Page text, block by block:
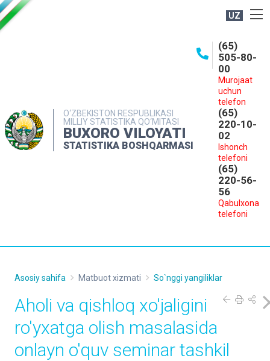
UZ
O‘ZBEKISTON RESPUBLIKASI
MILLIY STATISTIKA QO‘MITASI
BUXORO VILOYATI
STATISTIKA BOSHQARMASI
(65)
505-80-
00
Murojaat
uchun
telefon
(65)
220-10-
02
Ishonch
telefoni
(65)
220-56-
56
Qabulxona
telefoni
MATBUOT XIZMATI
MUROJAATLAR
Asosiy sahifa Matbuot xizmati So`nggi yangiliklar
Aholi va qishloq xo'jaligini
ro'yxatga olish masalasida
onlayn o'quv seminar tashkil